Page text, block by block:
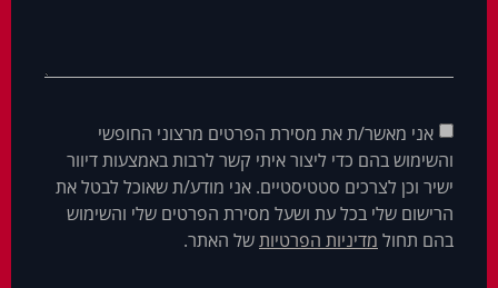
אני מאשר/ת את מסירת הפרטים מרצוני החופשי
והשימוש בהם כדי ליצור איתי קשר לרבות באמצעות דיוור
ישיר וכן לצרכים סטטיסטיים. אני מודע/ת שאוכל לבטל את
הרישום שלי בכל עת ושעל מסירת הפרטים שלי והשימוש
בהם תחול מדיניות הפרטיותשל האתר.